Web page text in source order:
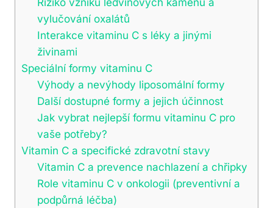
vylučování oxalátů
Interakce vitaminu C s léky a jinými
živinami
Speciální formy vitaminu C
Výhody a nevýhody liposomální formy
Další dostupné formy a jejich účinnost
Jak vybrat nejlepší formu vitaminu C pro
vaše potřeby?
Vitamin C a specifické zdravotní stavy
Vitamin C a prevence nachlazení a chřipky
Role vitaminu C v onkologii (preventivní a
podpůrná léčba)